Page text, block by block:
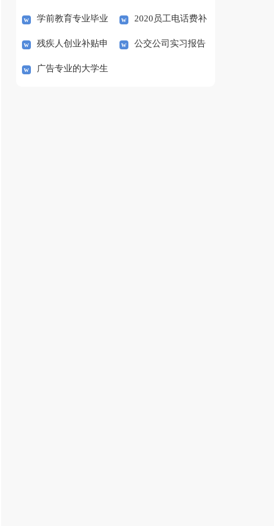
结范文 部变电班实习总结
学前教育专业毕业
生就业情况调研报告范
文
2020员工电话费补
贴申请书范文
残疾人创业补贴申
请书范文
公交公司实习报告
广告专业的大学生